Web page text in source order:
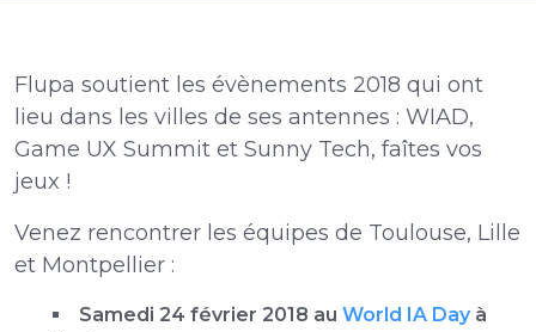
Flupa soutient les évènements 2018 qui ont
lieu dans les villes de ses antennes : WIAD,
Game UX Summit et Sunny Tech, faîtes vos
jeux !
Venez rencontrer les équipes de Toulouse, Lille
et Montpellier :
Samedi 24 février 2018 au World IA Day à